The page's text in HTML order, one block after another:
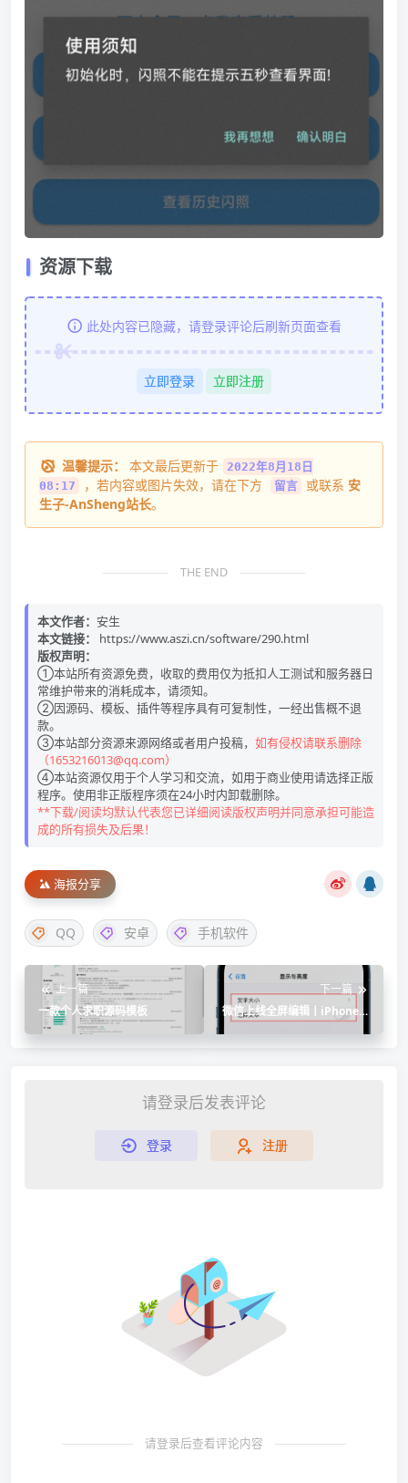
资源下载
此处内容已隐藏，请登录评论后刷新页面查看
立即登录 立即注册
温馨提示： 本文最后更新于 2022年8月18日
08:17
，若内容或图片失效，请在下方 留言 或联系 安
生子-AnSheng站长。
THE END
本文作者： 安生
本文链接：
https://www.aszi.cn/software/290.html
版权声明：
①本站所有资源免费，收取的费用仅为抵扣人工测试和服务器日
常维护带来的消耗成本，请须知。
②因源码、模板、插件等程序具有可复制性，一经出售概不退
款。
③本站部分资源来源网络或者用户投稿， 如有侵权请联系删除
（1653216013@qq.com）
④本站资源仅用于个人学习和交流，如用于商业使用请选择正版
程序。使用非正版程序须在24小时内卸载删除。
**下载/阅读均默认代表您已详细阅读版权声明并同意承担可能造
成的所有损失及后果！
海报分享
QQ 安卓 手机软件
上一篇
一款个人求职源码模板
下一篇
微信上线全屏编辑丨iPhone可
请登录后发表评论
登录 注册
请登录后查看评论内容